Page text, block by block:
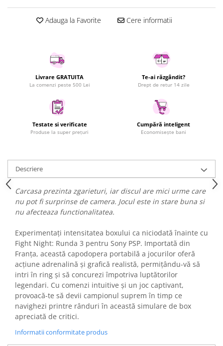
Electrocasnice & Climatizare
Accesorii si piese masini spalat
Aparate Frigorifice
Aparate Racire Aer
Aragaze si cuptoare cu microunde
Climatizare & sisteme de incalzire
Electrocasnice pentru Bucatarie
Purificatoare de aer
Fashion
Bijuterii
Ceasuri barbatesti
Cutii, curele si accesorii ceasuri
Genti si accesorii barbati
Genti si accesorii femei
Imbracaminte barbati
Imbracaminte femei
Imbracaminte si Incaltaminte copii
Incaltaminte barbati
Adauga la Favorite Cere informatii
Livrare GRATUITA
La comenzi peste 500 Lei
Te-ai răzgândit?
Drept de retur 14 zile
Testate si verificate
Produse la super prețuri
Cumpără inteligent
Economisește bani
Descriere
Carcasa prezinta zgarieturi, iar discul are mici urme care
nu pot fi surprinse de camera. Jocul este in stare buna si
nu afecteaza functionalitatea.
Experimentați intensitatea boxului ca niciodată înainte cu
Fight Night: Runda 3 pentru Sony PSP. Importată din
Franța, această capodopera portabilă a jocurilor oferă
acțiune adrenalină și grafică realistă, permițându-vă să
intri în ring și să concurezi împotriva luptătorilor
legendari. Cu comenzi intuitive și un joc captivant,
provoacă-te să devii campionul suprem în timp ce
navighezi printre rânduri în această simulare de box
apreciată de critici.
Informatii conformitate produs